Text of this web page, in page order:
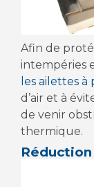
Afin de
intempéries
les ailettes à
d’air et à
de venir
thermique.